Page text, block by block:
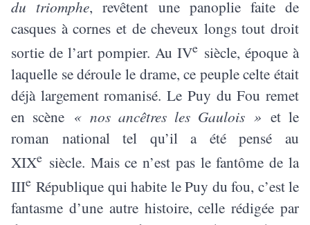
du triomphe, revêtent une panoplie faite de
casques à cornes et de cheveux longs tout droit
sortie de l’art pompier. Au IVe siècle, époque à
laquelle se déroule le drame, ce peuple celte était
déjà largement romanisé. Le Puy du Fou remet
en scène « nos ancêtres les Gaulois » et le
roman national tel qu’il a été pensé au
XIXe siècle. Mais ce n’est pas le fantôme de la
IIIe République qui habite le Puy du fou, c’est le
fantasme d’une autre histoire, celle rédigée par